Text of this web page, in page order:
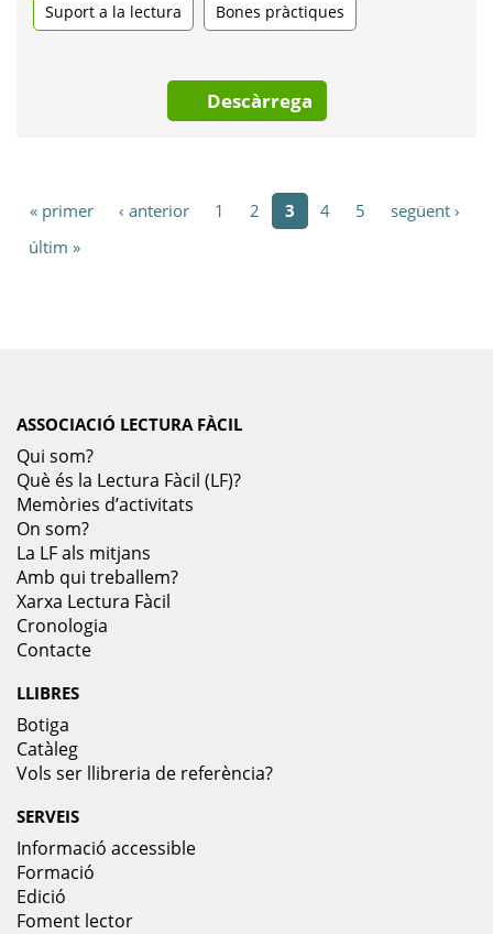
una
pestanya
Suport a la lectura Bones pràctiques
Descàrrega
« primer ‹ anterior 1 2 3 4 5
següent ›
últim »
ASSOCIACIÓ LECTURA FÀCIL
Qui som?
Què és la Lectura Fàcil (LF)?
Memòries d’activitats
On som?
La LF als mitjans
Amb qui treballem?
Xarxa Lectura Fàcil
Cronologia
Contacte
LLIBRES
Botiga
Catàleg
Vols ser llibreria de referència?
SERVEIS
Informació accessible
Formació
Edició
Foment lector